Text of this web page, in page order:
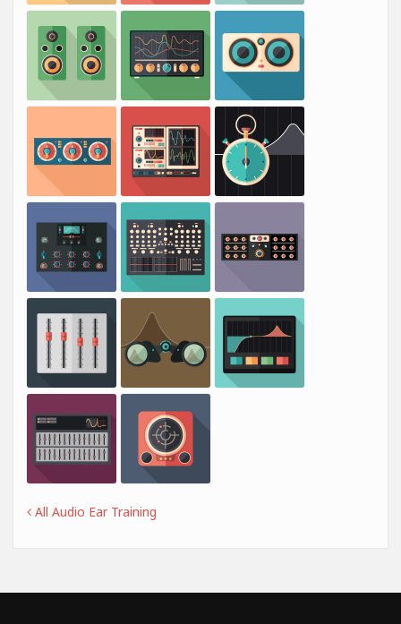
All Audio Ear Training